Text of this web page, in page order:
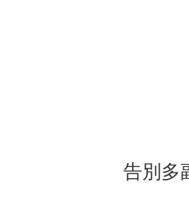
告別多